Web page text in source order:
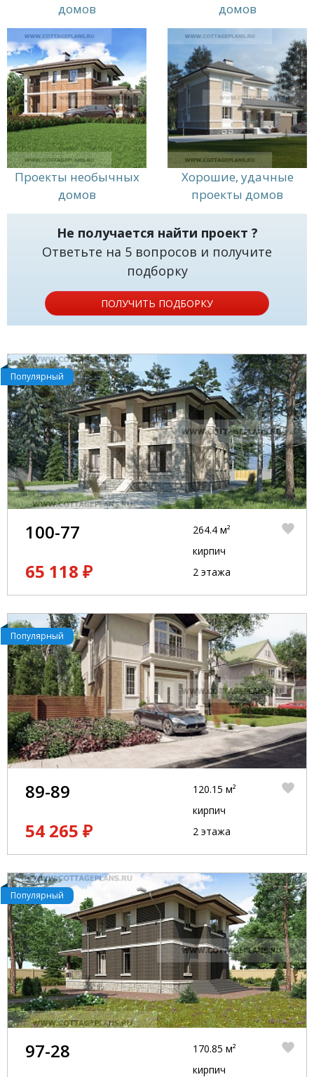
домов
домов
Проекты необычных
домов
Хорошие, удачные
проекты домов
Не получается найти проект ?
Ответьте на 5 вопросов и получите
подборку
ПОЛУЧИТЬ ПОДБОРКУ
Популярный
100-77
65 118 ₽
264.4 м²
кирпич
2 этажа
Популярный
89-89
54 265 ₽
120.15 м²
кирпич
2 этажа
Популярный
97-28
170.85 м²
кирпич